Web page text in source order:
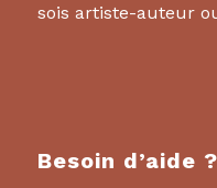
sois artiste-auteur
Besoin d’aide ?